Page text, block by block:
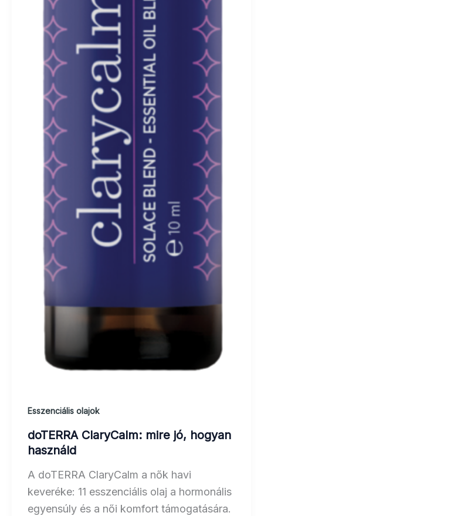
Esszenciális olajok
doTERRA ClaryCalm: mire jó, hogyan
használd
A doTERRA ClaryCalm a nők havi
keveréke: 11 esszenciális olaj a hormonális
egyensúly és a női komfort támogatására.